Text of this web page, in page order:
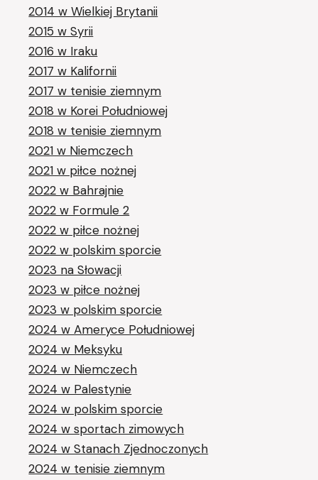
2014 w Wielkiej Brytanii
2015 w Syrii
2016 w Iraku
2017 w Kalifornii
2017 w tenisie ziemnym
2018 w Korei Południowej
2018 w tenisie ziemnym
2021 w Niemczech
2021 w piłce nożnej
2022 w Bahrajnie
2022 w Formule 2
2022 w piłce nożnej
2022 w polskim sporcie
2023 na Słowacji
2023 w piłce nożnej
2023 w polskim sporcie
2024 w Ameryce Południowej
2024 w Meksyku
2024 w Niemczech
2024 w Palestynie
2024 w polskim sporcie
2024 w sportach zimowych
2024 w Stanach Zjednoczonych
2024 w tenisie ziemnym